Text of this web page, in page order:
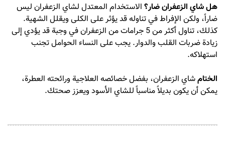
هل شاي الزعفران ضار؟ الاستخدام المعتدل لشاي الزعفران ليس
ضاراً، ولكن الإفراط في تناوله قد يؤثر على الكلى ويقلل الشهية.
كذلك، تناول أكثر من 5 جرامات من الزعفران في وجبة قد يؤدي إلى
زيادة ضربات القلب والدوار. يجب على النساء الحوامل تجنب
استهلاكه.
الختامشاي الزعفران، بفضل خصائصه العلاجية ورائحته العطرة،
يمكن أن يكون بديلاً مناسباً للشاي الأسود ويعزز صحتك.